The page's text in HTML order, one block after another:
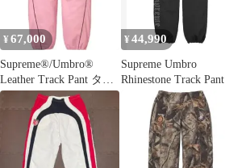
¥ 67,000
Supreme®/Umbro®
Leather Track Pant タグ
付き
¥ 44,990
Supreme Umbro
Rhinestone Track Pant